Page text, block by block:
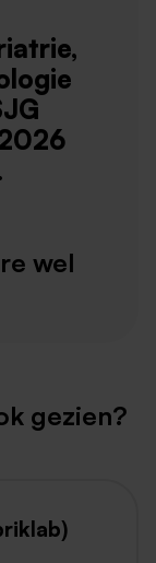
wel
gezien?